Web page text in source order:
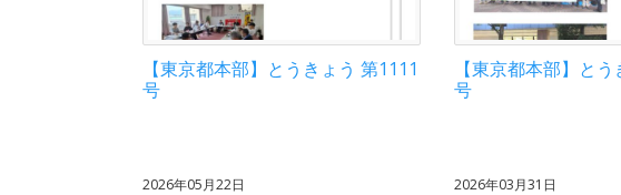
【東京都本部】とうきょう 第1111
号
【東京都本部】と
号
2026年05月22日 2026年03月31日